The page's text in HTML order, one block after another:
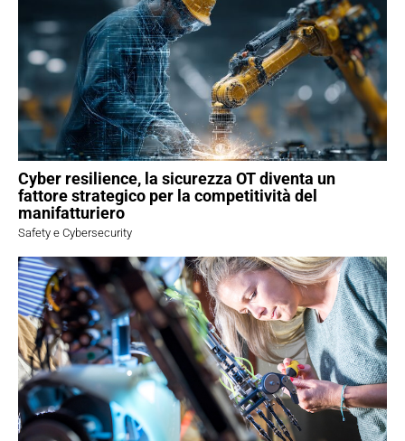
Cyber resilience, la sicurezza OT diventa un
fattore strategico per la competitività del
manifatturiero
Safety e Cybersecurity